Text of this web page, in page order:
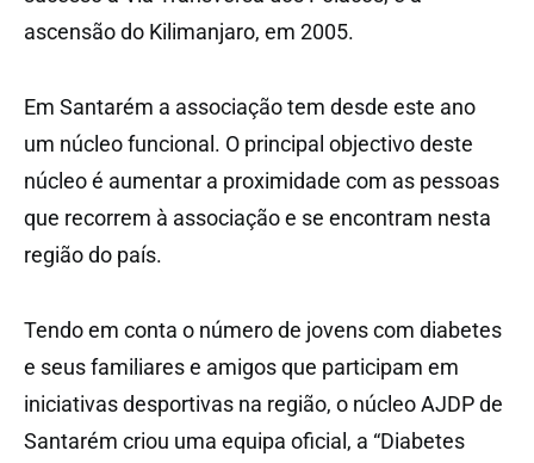
ascensão do Kilimanjaro, em 2005.
Em Santarém a associação tem desde este ano
um núcleo funcional. O principal objectivo deste
núcleo é aumentar a proximidade com as pessoas
que recorrem à associação e se encontram nesta
região do país.
Tendo em conta o número de jovens com diabetes
e seus familiares e amigos que participam em
iniciativas desportivas na região, o núcleo AJDP de
Santarém criou uma equipa oficial, a “Diabetes